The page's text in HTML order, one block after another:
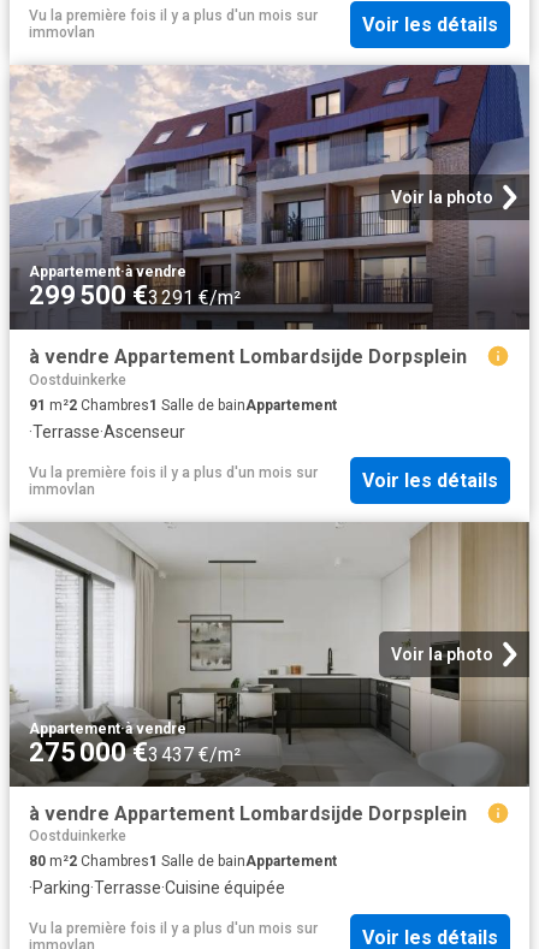
Vu la première fois il y a plus d'un mois sur
immovlan
Voir les détails
Voir la photo
Appartement·à vendre
299 500 €3 291 €/m²
à vendre Appartement Lombardsijde Dorpsplein
Oostduinkerke
91 m²2 Chambres1 Salle de bainAppartement
·Terrasse·Ascenseur
Vu la première fois il y a plus d'un mois sur
immovlan
Voir les détails
Voir la photo
Appartement·à vendre
275 000 €3 437 €/m²
à vendre Appartement Lombardsijde Dorpsplein
Oostduinkerke
80 m²2 Chambres1 Salle de bainAppartement
·Parking·Terrasse·Cuisine équipée
Vu la première fois il y a plus d'un mois sur
Voir les détails